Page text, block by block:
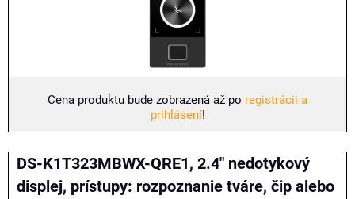
Cena produktu bude zobrazená až po registrácii a
prihlásení!
DS-K1T323MBWX-QRE1, 2.4" nedotykový
displej, prístupy: rozpoznanie tváre, čip alebo